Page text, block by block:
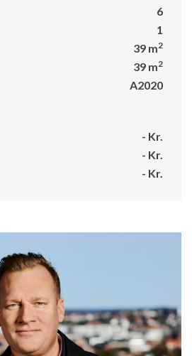
6
1
39 m2
39 m2
A2020
- Kr.
- Kr.
- Kr.